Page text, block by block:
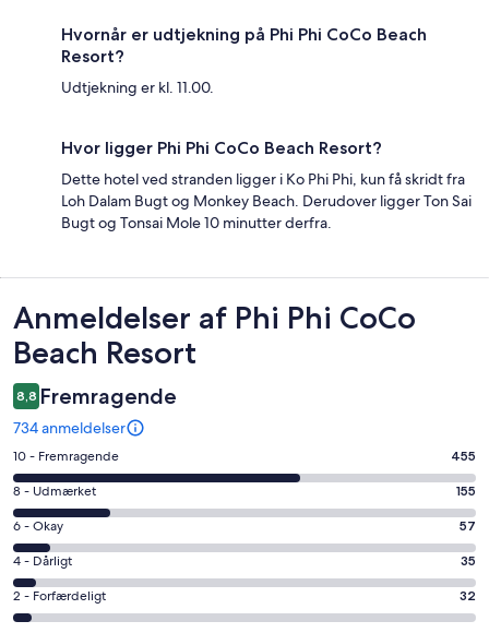
Hvornår er udtjekning på Phi Phi CoCo Beach
Resort?
Udtjekning er kl. 11.00.
Hvor ligger Phi Phi CoCo Beach Resort?
Dette hotel ved stranden ligger i Ko Phi Phi, kun få skridt fra
Loh Dalam Bugt og Monkey Beach. Derudover ligger Ton Sai
Bugt og Tonsai Mole 10 minutter derfra.
Anmeldelser
Anmeldelser af Phi Phi CoCo
Beach Resort
8,8 Fremragende
734 anmeldelser
Bedømmelse
på
10
−
Fremragende.
455
af
i
10 - Fremragende 455
Bedømmelse
på
8
−
Udmærket.
155
8 - Udmærket 155
Bedømmelse
på
6
−
Okay.
6 - Okay 57
Bedømmelse
på
4
4 - Dårligt 35
Bedømmelse
på
2 - Forfærdeligt 32